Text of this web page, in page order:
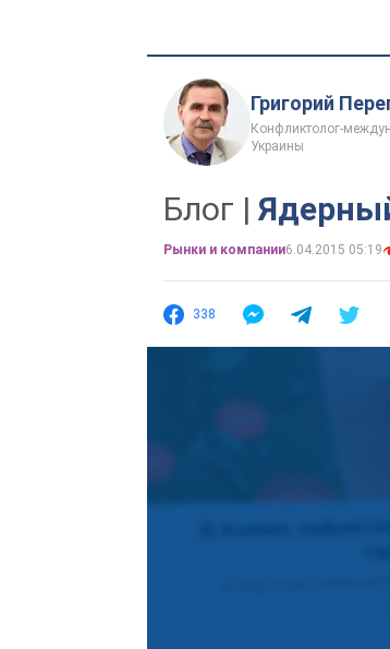
Григорий
Конфликтолог-
Украины
Блог |
Рынки и компании6.04.2015 05:19
338